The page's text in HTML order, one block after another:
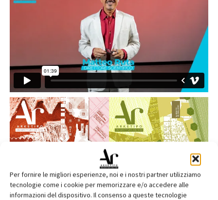
Per fornire le migliori esperienze, noi e i nostri partner utilizziamo
tecnologie come i cookie per memorizzare e/o accedere alle
informazioni del dispositivo. Il consenso a queste tecnologie